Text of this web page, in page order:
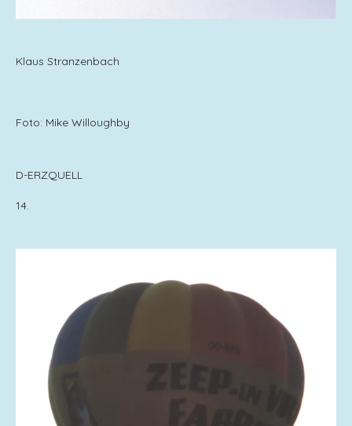
Klaus Stranzenbach
Foto: Mike Willoughby
D-ERZQUELL
14.